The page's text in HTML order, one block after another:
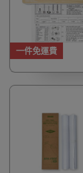
一件免運費